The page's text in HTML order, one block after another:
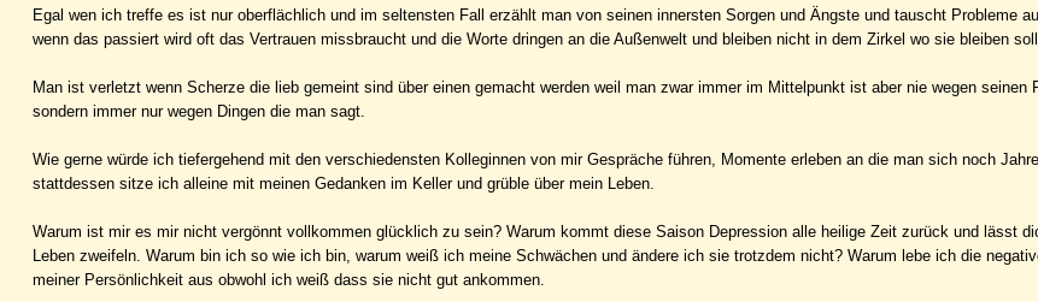
Egal wen ich treffe es ist nur oberflächlich und im seltensten Fall erzählt man von seinen innersten Sorgen und Ängste und tauscht Probleme
wenn das passiert wird oft das Vertrauen missbraucht und die Worte dringen an die Außenwelt und bleiben nicht in dem Zirkel wo sie bleiben
Man ist verletzt wenn Scherze die lieb gemeint sind über einen gemacht werden weil man zwar immer im Mittelpunkt ist aber nie wegen seinen
sondern immer nur wegen Dingen die man sagt.
Wie gerne würde ich tiefergehend mit den verschiedensten Kolleginnen von mir Gespräche führen, Momente erleben an die man sich noch
stattdessen sitze ich alleine mit meinen Gedanken im Keller und grüble über mein Leben.
Warum ist mir es mir nicht vergönnt vollkommen glücklich zu sein? Warum kommt diese Saison Depression alle heilige Zeit zurück und lässt
Leben zweifeln. Warum bin ich so wie ich bin, warum weiß ich meine Schwächen und ändere ich sie trotzdem nicht? Warum lebe ich die
meiner Persönlichkeit aus obwohl ich weiß dass sie nicht gut ankommen.